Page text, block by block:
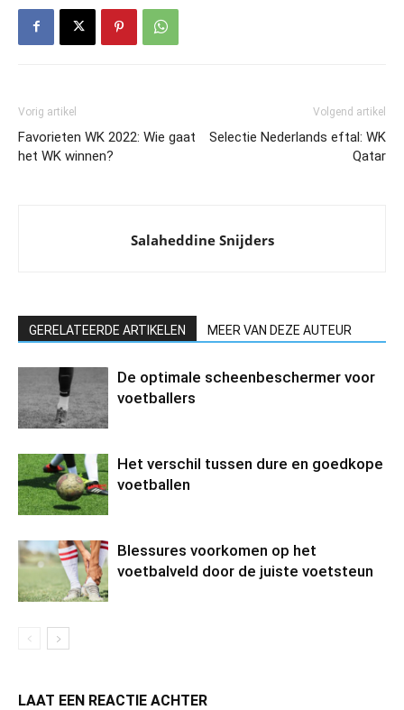
Vorig artikel
Favorieten WK 2022: Wie gaat
het WK winnen?
Volgend artikel
Selectie Nederlands eftal: WK
Qatar
Salaheddine Snijders
GERELATEERDE ARTIKELEN MEER VAN DEZE AUTEUR
De optimale scheenbeschermer voor
voetballers
Het verschil tussen dure en goedkope
voetballen
Blessures voorkomen op het
voetbalveld door de juiste voetsteun
LAAT EEN REACTIE ACHTER